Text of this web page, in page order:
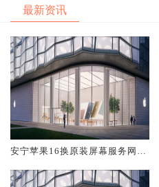
最新资讯
安宁苹果16换原装屏幕服务网点